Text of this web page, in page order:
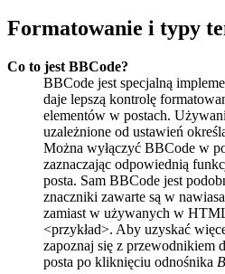
Formatowanie i typy
Co to jest BBCode?
BBCode jest specjalną
daje lepszą kontrolę
elementów w postach.
uzależnione od ustawień
Można wyłączyć BBCode w
zaznaczając odpowiednią
posta. Sam BBCode jest
znaczniki zawarte są w
zamiast w używanych w
<przykład>. Aby uzyskać
zapoznaj się z przewodnikiem
posta po kliknięciu odnośnika